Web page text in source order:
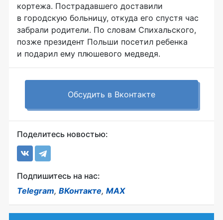
кортежа. Пострадавшего доставили
в городскую больницу, откуда его спустя час
забрали родители. По словам Спихальского,
позже президент Польши посетил ребенка
и подарил ему плюшевого медведя.
Обсудить в Вконтакте
Поделитесь новостью:
Подпишитесь на нас:
Telegram, ВКонтакте, MAX